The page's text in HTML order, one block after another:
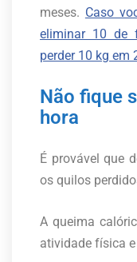
meses. Caso
eliminar 10 de
perder 10 kg em
Não fique
hora
É provável que
os quilos
A queima
atividade física